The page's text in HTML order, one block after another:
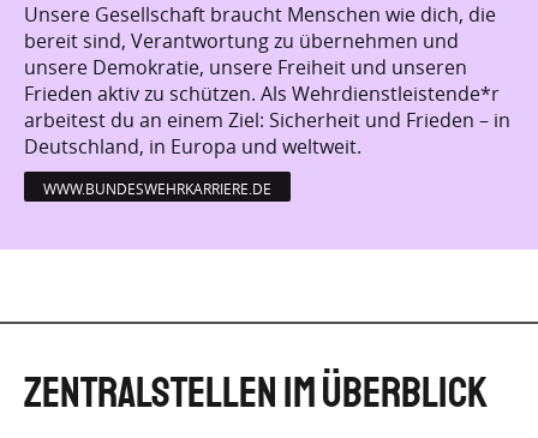
Unsere Gesellschaft braucht Menschen wie dich, die
bereit sind, Verantwortung zu übernehmen und
unsere Demokratie, unsere Freiheit und unseren
Frieden aktiv zu schützen. Als Wehrdienstleistende*r
arbeitest du an einem Ziel: Sicherheit und Frieden – in
Deutschland, in Europa und weltweit.
WWW.BUNDESWEHRKARRIERE.DE